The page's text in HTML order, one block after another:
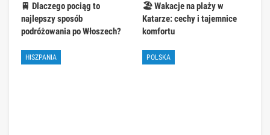
🚆 Dlaczego pociąg to
najlepszy sposób
podróżowania po Włoszech?
🏖️ Wakacje na plaży w
Katarze: cechy i tajemnice
komfortu
HISZPANIA POLSKA